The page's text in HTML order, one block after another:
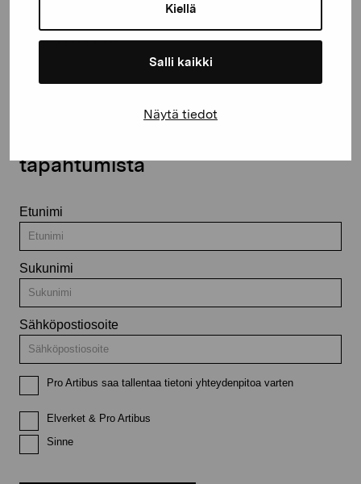
Kiellä
Salli kaikki
Näytä tiedot
Ota yhteyttä
tapahtumista
Etunimi
Sukunimi
Sähköpostiosoite
Pro Artibus saa tallentaa tietoni yhteydenpitoa varten
Elverket & Pro Artibus
Sinne